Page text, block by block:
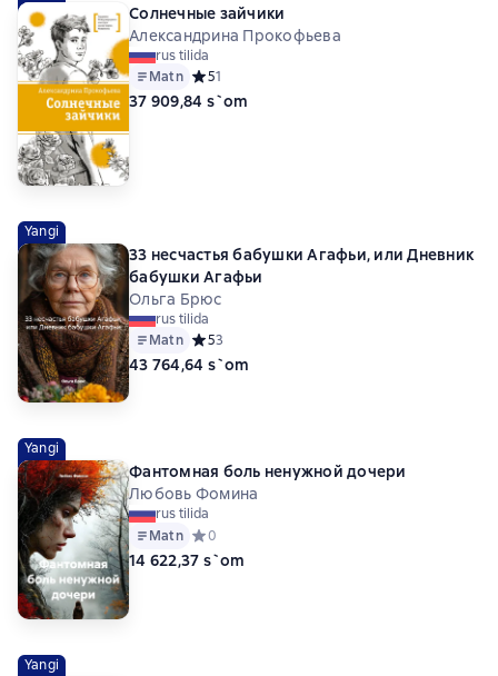
Солнечные зайчики
Александрина Прокофьева
rus tilida
Matn Средний рейтинг 5 на основе 1 оценок
51
37 909,84 s`om
Yangi
33 несчастья бабушки Агафьи, или Дневник
бабушки Агафьи
Ольга Брюс
rus tilida
Matn Средний рейтинг 5 на основе 3 оценок
53
43 764,64 s`om
Yangi
Фантомная боль ненужной дочери
Любовь Фомина
rus tilida
Matn Средний рейтинг 0 на основе 0 оценок
0
14 622,37 s`om
Yangi